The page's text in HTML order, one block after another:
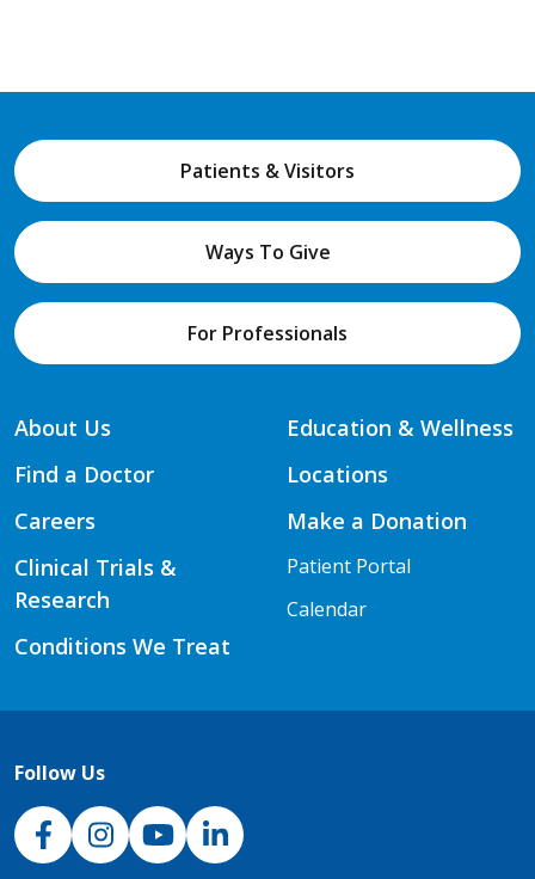
Patients & Visitors
Ways To Give
For Professionals
About Us
Find a Doctor
Careers
Clinical Trials &
Research
Conditions We Treat
Education & Wellness
Locations
Make a Donation
Patient Portal
Calendar
Follow Us
NJH Facebook
InstagramNJH YouTube
NJH LinkedIn